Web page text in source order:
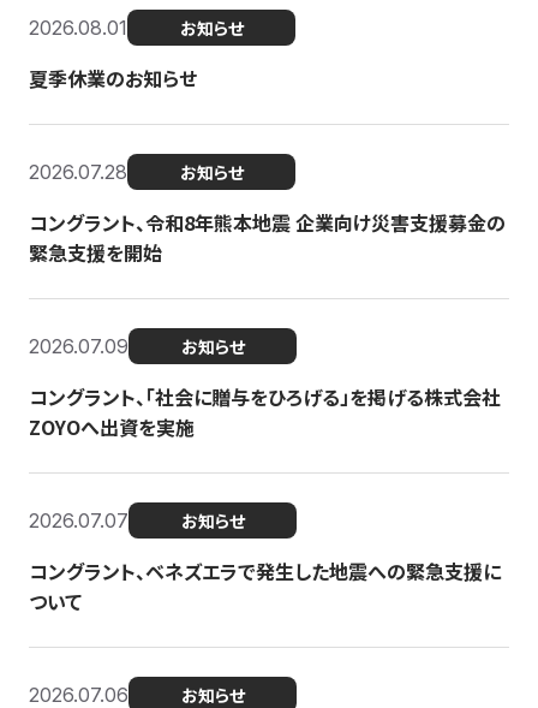
2026.08.01 お知らせ
夏季休業のお知らせ
2026.07.28 お知らせ
コングラント、令和8年熊本地震 企業向け災害支援募金の
緊急支援を開始
2026.07.09 お知らせ
コングラント、「社会に贈与をひろげる」を掲げる株式会社
ZOYOへ出資を実施
2026.07.07 お知らせ
コングラント、ベネズエラで発生した地震への緊急支援に
ついて
2026.07.06 お知らせ